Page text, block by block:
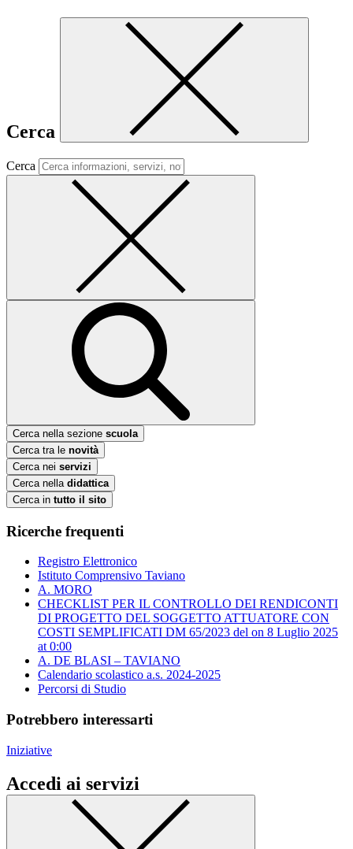
Cerca
Cerca
Cerca nella sezione scuola
Cerca tra le novità
Cerca nei servizi
Cerca nella didattica
Cerca in tutto il sito
Ricerche frequenti
Registro Elettronico
Istituto Comprensivo Taviano
A. MORO
CHECKLIST PER IL CONTROLLO DEI RENDICONTI
DI PROGETTO DEL SOGGETTO ATTUATORE CON
COSTI SEMPLIFICATI DM 65/2023 del ​on 8 Luglio 2025
at 0:00
A. DE BLASI – TAVIANO
Calendario scolastico a.s. 2024-2025
Percorsi di Studio
Potrebbero interessarti
Iniziative
Accedi ai servizi